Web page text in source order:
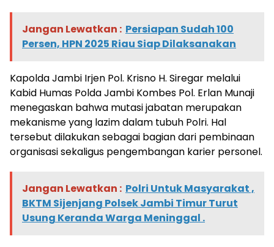
Jangan Lewatkan : Persiapan Sudah 100
Persen, HPN 2025 Riau Siap Dilaksanakan
Kapolda Jambi Irjen Pol. Krisno H. Siregar melalui
Kabid Humas Polda Jambi Kombes Pol. Erlan Munaji
menegaskan bahwa mutasi jabatan merupakan
mekanisme yang lazim dalam tubuh Polri. Hal
tersebut dilakukan sebagai bagian dari pembinaan
organisasi sekaligus pengembangan karier personel.
Jangan Lewatkan : Polri Untuk Masyarakat ,
BKTM Sijenjang Polsek Jambi Timur Turut
Usung Keranda Warga Meninggal .